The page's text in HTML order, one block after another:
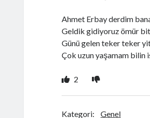
Ahmet Erbay derdim
Geldik gidiyoruz ömür
Günü gelen teker teker
Çok uzun yaşamam bilin
2
Kategori: Genel